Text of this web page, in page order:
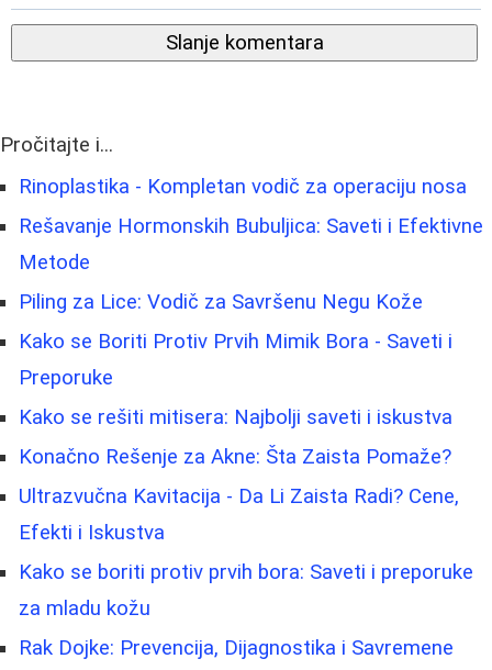
Slanje komentara
Pročitajte i...
Rinoplastika - Kompletan vodič za operaciju nosa
Rešavanje Hormonskih Bubuljica: Saveti i Efektivne
Metode
Piling za Lice: Vodič za Savršenu Negu Kože
Kako se Boriti Protiv Prvih Mimik Bora - Saveti i
Preporuke
Kako se rešiti mitisera: Najbolji saveti i iskustva
Konačno Rešenje za Akne: Šta Zaista Pomaže?
Ultrazvučna Kavitacija - Da Li Zaista Radi? Cene,
Efekti i Iskustva
Kako se boriti protiv prvih bora: Saveti i preporuke
za mladu kožu
Rak Dojke: Prevencija, Dijagnostika i Savremene